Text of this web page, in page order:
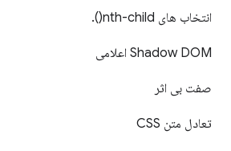
انتخاب های nth-child(
)
.
Shadow DOM اعلامی
صفت بی اثر
تعادل متن CSS